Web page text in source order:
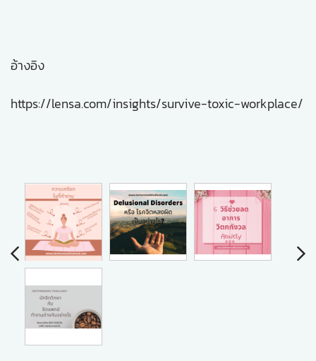
อ้างอิง
https://lensa.com/insights/survive-toxic-workplace/